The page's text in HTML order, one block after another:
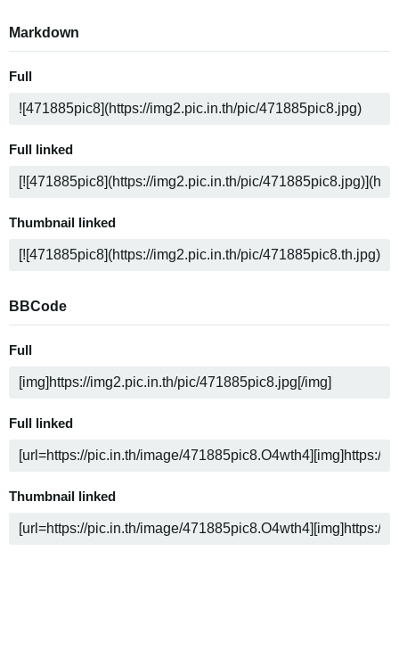
Markdown
Full
Full linked
Thumbnail linked
BBCode
Full
Full linked
Thumbnail linked